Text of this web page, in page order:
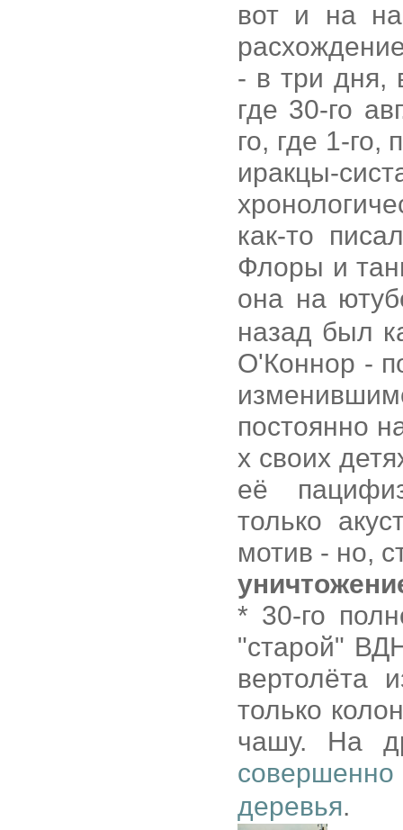
вот и на
- в три дня,
где 30-го
го, где 1-
иракцы-
как-то
Флоры и
она на
назад был
О'Коннор -
постоянно
х своих
её
только
мотив - но,
* 30-го
"старой"
вертолёта
только
чашу. На
деревья.